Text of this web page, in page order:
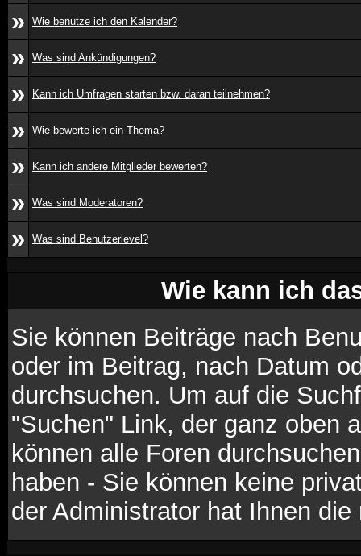
» Wie benutze ich den Kalender?
» Was sind Ankündigungen?
» Kann ich Umfragen starten bzw. daran teilnehmen?
» Wie bewerte ich ein Thema?
» Kann ich andere Mitglieder bewerten?
» Was sind Moderatoren?
» Was sind Benutzerlevel?
Wie kann ich
Sie können Beiträge nach
oder im Beitrag, nach Datum
durchsuchen. Um auf die
"Suchen" Link, der ganz oben
können alle Foren
haben - Sie können keine
der Administrator hat Ihnen